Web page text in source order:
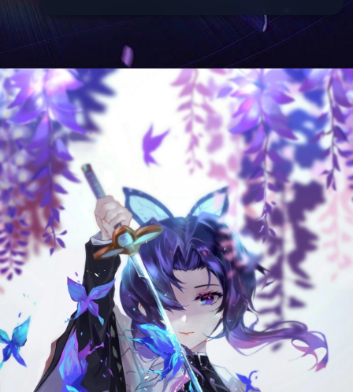
Đang mởhttps://issiloo.edu.vn/shinobu-cute